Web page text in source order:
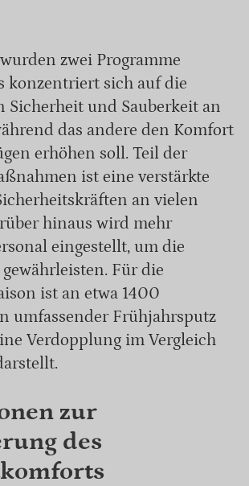
zwei Programme
konzentriert sich auf die
Sicherheit und Sauberkeit an
das andere den Komfort
erhöhen soll. Teil der
ist eine verstärkte
an vielen
hinaus wird mehr
eingestellt, um die
Für die
ist an etwa 1400
umfassender Frühjahrsputz
Verdopplung im Vergleich
zur
des